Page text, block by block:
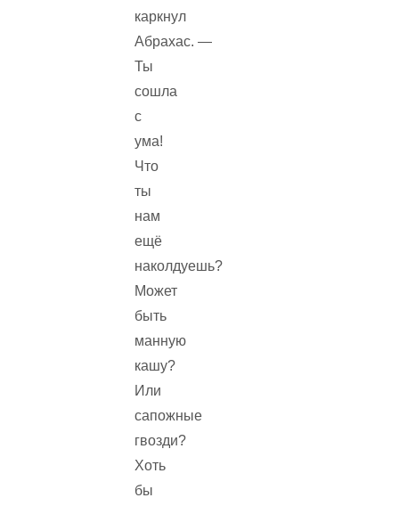
каркнул
Абрахас. —
Ты
сошла
с
ума!
Что
ты
нам
ещё
наколдуешь?
Может
быть
манную
кашу?
Или
сапожные
гвозди?
Хоть
бы